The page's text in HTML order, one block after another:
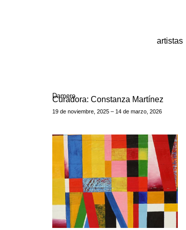
artistas
Damero
Curadora: Constanza Martínez
19 de noviembre, 2025 – 14 de marzo, 2026